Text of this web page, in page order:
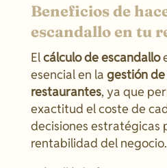
Beneficios de
escandallo en tu
Elcálculo de escandallo
esencial en la gestión
restaurantes, ya que
exactitud el coste de
decisiones estratégicas
rentabilidad del negocio.